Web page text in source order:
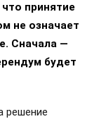
принятие
не означает
Сначала —
будет
решение